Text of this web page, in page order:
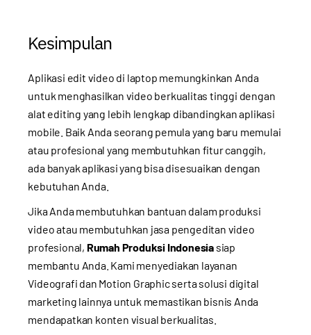
Kesimpulan
Aplikasi edit video di laptop memungkinkan Anda
untuk menghasilkan video berkualitas tinggi dengan
alat editing yang lebih lengkap dibandingkan aplikasi
mobile. Baik Anda seorang pemula yang baru memulai
atau profesional yang membutuhkan fitur canggih,
ada banyak aplikasi yang bisa disesuaikan dengan
kebutuhan Anda.
Jika Anda membutuhkan bantuan dalam produksi
video atau membutuhkan jasa pengeditan video
profesional, Rumah Produksi Indonesiasiap
membantu Anda. Kami menyediakan layanan
Videografi dan Motion Graphicserta solusi digital
marketing lainnya untuk memastikan bisnis Anda
mendapatkan konten visual berkualitas.